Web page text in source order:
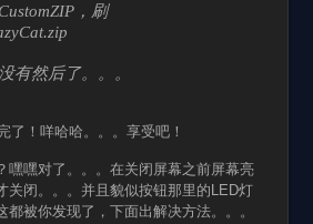
，刷
有然后了。。。
了！咩哈哈。。。享受吧！
嘿嘿对了。。。在关闭屏幕之前屏幕亮
关闭。。。并且貌似按钮那里的LED灯
被你发现了，下面出解决方法。。。